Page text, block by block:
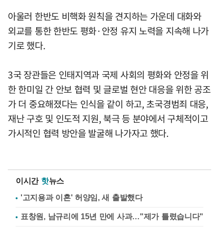
아울러 한반도 비핵화 원칙을 견지하는 가운데 대화와
외교를 통한 한반도 평화·안정 유지 노력을 지속해 나가
기로 했다.
3국 장관들은 인태지역과 국제 사회의 평화와 안정을 위
한 한미일 간 안보 협력 및 글로벌 현안 대응을 위한 공조
가 더 중요해졌다는 인식을 같이 하고, 초국경범죄 대응,
재난 구호 및 인도적 지원, 북극 등 분야에서 구체적이고
가시적인 협력 방안을 발굴해 나가자고 했다.
이시간 핫뉴스
'고지용과 이혼' 허양임, 새 출발했다
표창원, 남규리에 15년 만에 사과…"제가 틀렸습니다"